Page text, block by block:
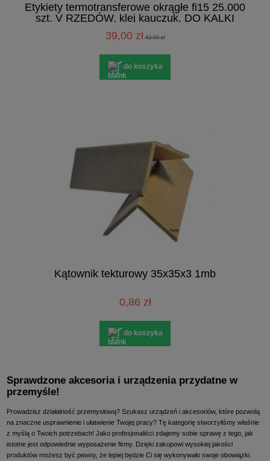
Etykiety termotransferowe okrągłe fi15 25.000
szt. V RZĘDÓW, klej kauczuk, DO KALKI
39,00 zł 42,00 zł
do koszyka
Kątownik tekturowy 35x35x3 1mb
0,86 zł
do koszyka
Sprawdzone akcesoria i urządzenia przydatne w
przemyśle!
Prowadzisz działalność przemysłową? Szukasz urządzeń i akcesoriów, które pozwolą
na znaczne usprawnienie i ułatwienie Twojej pracy? Tę kategorię stworzyliśmy właśnie
z myślą o Twoich potrzebach! Jako profesjonaliści zdajemy sobie sprawę z tego, jak
istotne jest odpowiednie wyposażenie firmy. Dzięki zakupowi wysokiej jakości
produktów możesz być pewny, że lepiej będzie Ci się wykonywało swoje obowiązki.